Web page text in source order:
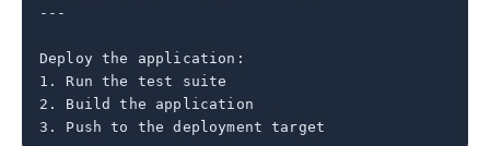
---
Deploy the application:
1. Run the test suite
2. Build the application
3. Push to the deployment target